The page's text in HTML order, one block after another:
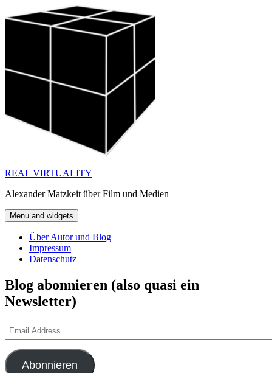
to
REAL VIRTUALITY
Alexander Matzkeit über Film und Medien
Menu and widgets
Über Autor und Blog
Impressum
Datenschutz
Blog abonnieren (also quasi ein
Newsletter)
Email
Address
Abonnieren